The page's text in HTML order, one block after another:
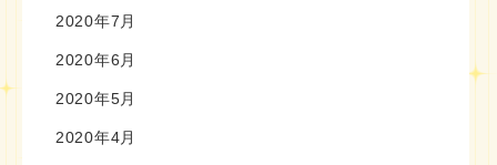
2020年7月
2020年6月
2020年5月
2020年4月